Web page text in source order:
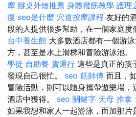
摩 辦桌外燴推薦 身體撥筋教學 護理
復 seo是什麼 穴道按摩課程 友好的
段的人提供很多幫助，在一個家庭度
台中養生館 大多數酒店都有一個游
方，甚至是水上滑梯和冒險游泳池。
學徒 自助餐 貨運行 這些是真正的孩
發現自己很忙。 seo 筋師傅 而且，
冒險活動，則可以隨身攜帶遊樂場
酒店中獲得。 seo 關鍵字 天母 推拿
如果我想和家人一起游泳，而加那片